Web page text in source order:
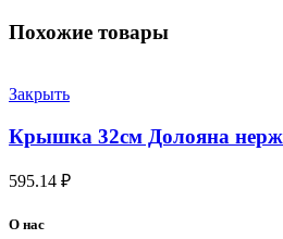
Похожие товары
Закрыть
Крышка 32см Долояна
595.14 ₽
О нас